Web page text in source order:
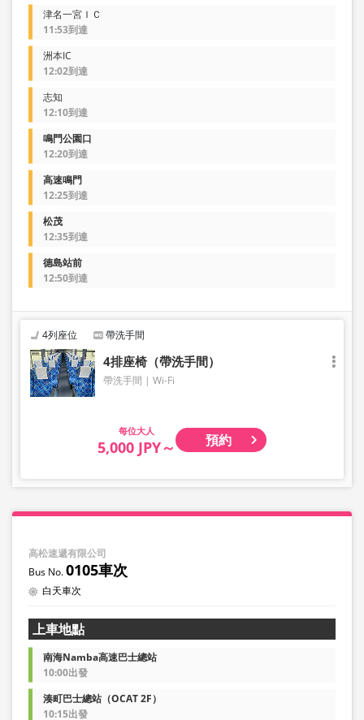
津名一宮ＩＣ
11:53到達
洲本IC
12:02到達
志知
12:10到達
鳴門公園口
12:20到達
高速鳴門
12:25到達
松茂
12:35到達
德島站前
12:50到達
4列座位 帶洗手間
4排座椅（帶洗手間）
帶洗手間 Wi-Fi
大人
5,000 JPY～ 預約
高松速遞有限公司
0105車次
白天車次
上車地點
南海Namba高速巴士總站
10:00出發
湊町巴士總站（OCAT 2F）
10:15出發